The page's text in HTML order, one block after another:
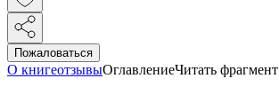
Пожаловаться
О книгеотзывыОглавлениеЧитать фрагмент